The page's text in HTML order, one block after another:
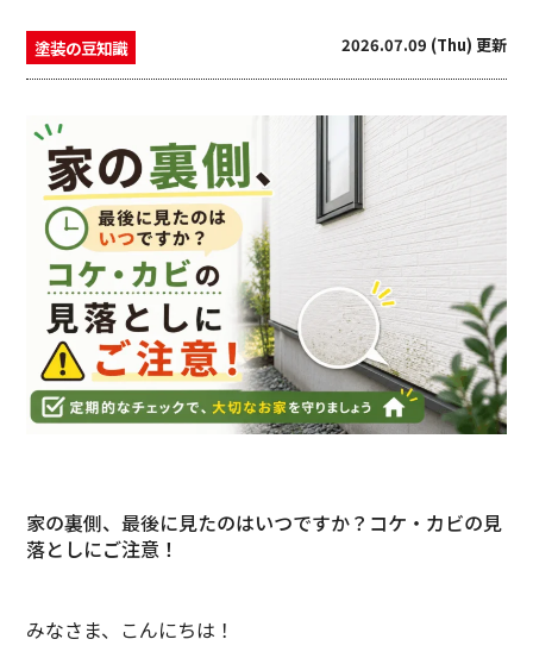
塗装の豆知識 2026.07.09 (Thu) 更新
家の裏側、最後に見たのはいつですか？コケ・カビの見
落としにご注意！
みなさま、こんにちは！